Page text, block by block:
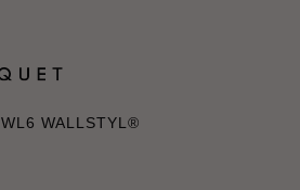
WL6 WALLSTYL®